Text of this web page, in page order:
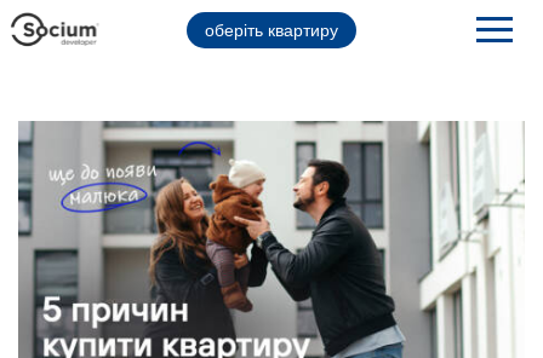
оберіть квартиру